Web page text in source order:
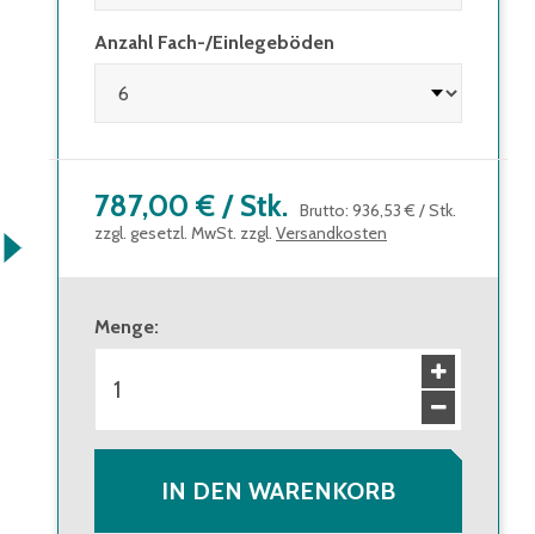
Anzahl Fach-/Einlegeböden
787,00 € / Stk. Brutto: 936,53 € /Stk.
zzgl. gesetzl. MwSt. zzgl. Versandkosten
Menge:
IN DEN WARENKORB